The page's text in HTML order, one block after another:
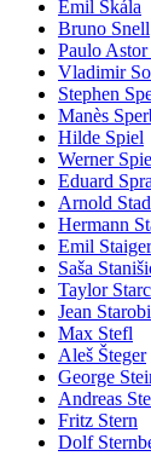
Emil Skála
Bruno Snell
Paulo Astor
Vladimir
Stephen
Manès
Hilde Spiel
Werner
Eduard
Arnold
Hermann
Emil Staiger
Saša
Taylor
Jean
Max Stefl
Aleš Šteger
George
Andreas
Fritz Stern
Dolf